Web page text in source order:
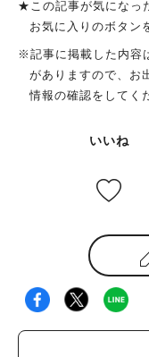
★この記事が気になっ
お気に入りのボタン
※記事に掲載した内容
がありますので、お
情報の確認をしてく
いいね